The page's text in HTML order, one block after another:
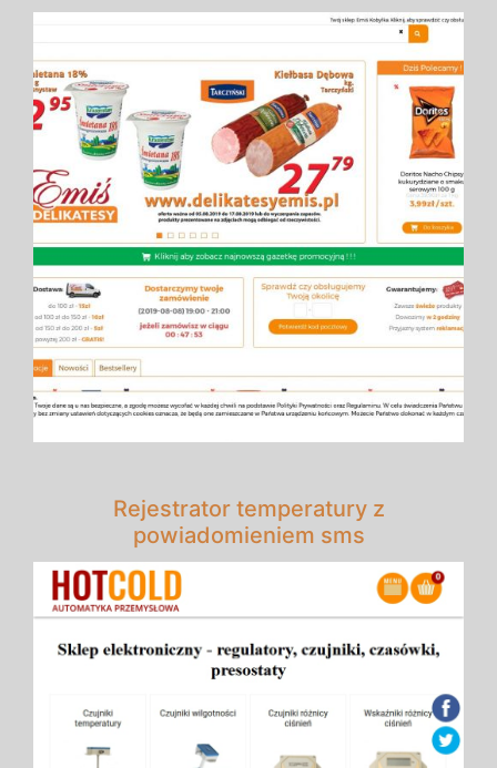
Rejestrator temperatury z
powiadomieniem sms